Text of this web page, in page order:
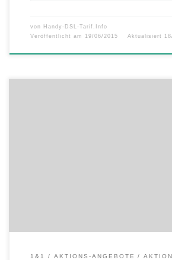
von Handy-DSL-Tarif.Info
Veröffentlicht am
19/06/2015 Aktualisiert
1&1 AKTIONS-ANGEBOTE